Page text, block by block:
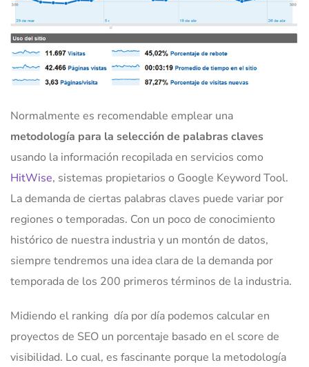
Normalmente es recomendable emplear una
metodología para la selección de palabras claves
usando la información recopilada en servicios como
HitWise, sistemas propietarios o Google Keyword Tool.
La demanda de ciertas palabras claves puede variar por
regiones o temporadas. Con un poco de conocimiento
histórico de nuestra industria y un montón de datos,
siempre tendremos una idea clara de la demanda por
temporada de los 200 primeros términos de la industria.
Midiendo el ranking día por día podemos calcular en
proyectos de SEO un porcentaje basado en el score de
visibilidad. Lo cual, es fascinante porque la metodología